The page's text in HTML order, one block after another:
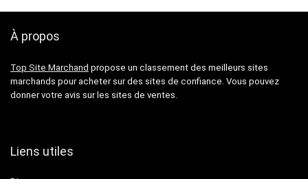
À propos
Top Site Marchand propose un classement des meilleurs sites
marchands pour acheter sur des sites de confiance. Vous pouvez
donner votre avis sur les sites de ventes.
Liens utiles